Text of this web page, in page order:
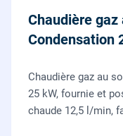
Chaudière
Condensation
Chaudière gaz au
25 kW, fournie et
chaude 12,5 l/min,